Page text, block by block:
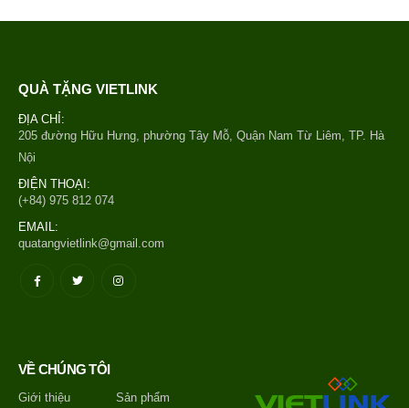
QUÀ TẶNG VIETLINK
ĐỊA CHỈ:
205 đường Hữu Hưng, phường Tây Mỗ, Quận Nam Từ Liêm, TP. Hà
Nội
ĐIỆN THOẠI:
(+84) 975 812 074
EMAIL:
quatangvietlink@gmail.com
VỀ CHÚNG TÔI
Giới thiệu
Sản phẩm